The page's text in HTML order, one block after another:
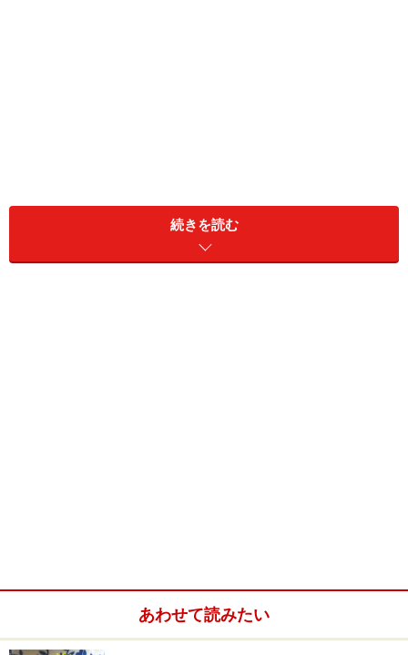
野菜たっぷりビーフシチュー(4人分)
赤ワイン
続きを読む
あわせて読みたい